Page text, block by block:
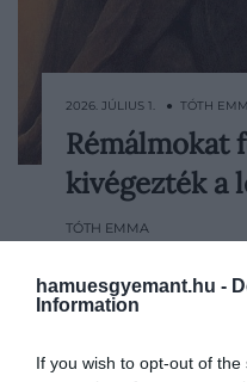
hamuesgyemant.hu -
Information
If you wish to opt-out of
Zdzisław
ismeretlenül
alkotásaival,
apokalipszis utáni
2026. JÚLIUS 1. ● TÓTH
Rémálmokat
kivégezték a
TÓTH EMMA